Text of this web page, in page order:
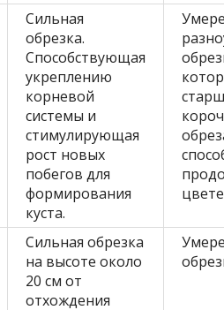
Сильная
обрезка.
Способствующая
укреплению
корневой
системы и
стимулирующая
рост новых
побегов для
формирования
куста.
Сильная обрезка
на высоте около
20 см от
отхождения